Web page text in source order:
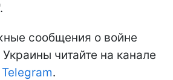
сообщения о войне
читайте на канале
.